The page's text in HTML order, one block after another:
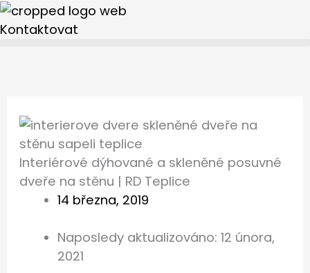
Přeskočit
na
Kontaktovat
Interiérové dýhované a skleněné posuvné
dveře na stěnu | RD Teplice
14 března, 2019
Naposledy aktualizováno: 12 února,
2021